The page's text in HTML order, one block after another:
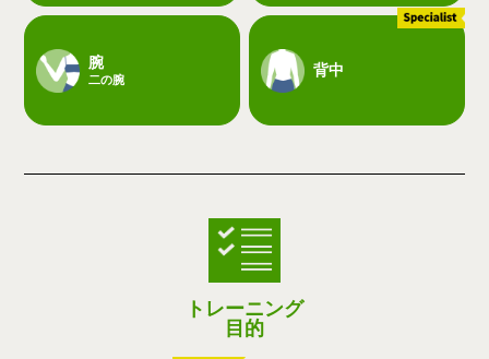
腕
二の腕
背中
トレーニング
目的